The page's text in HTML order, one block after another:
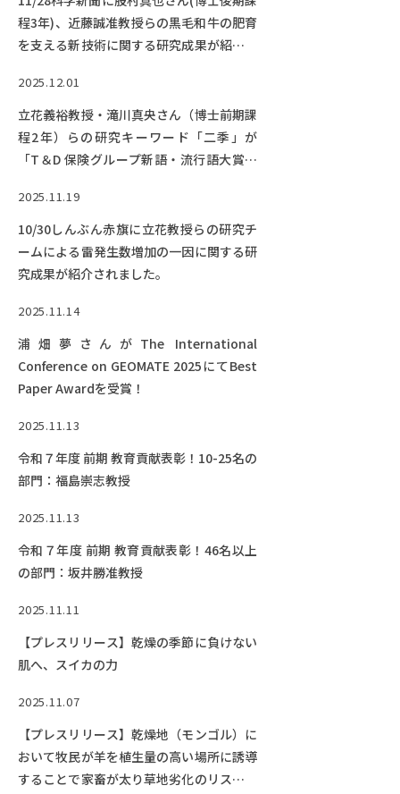
程3年)、近藤誠准教授らの黒毛和牛の肥育
を支える新技術に関する研究成果が紹介さ
2025.12.01
立花義裕教授・滝川真央さん（博士前期課
程2年）らの研究キーワード「二季」が
「T＆D 保険グループ新語・流行語大賞」
2025.11.19
10/30しんぶん赤旗に立花教授らの研究チ
ームによる雷発生数増加の一因に関する研
究成果が紹介されました。
2025.11.14
浦畑夢さんがThe International
Conference on GEOMATE 2025にてBest
Paper Awardを受賞！
2025.11.13
令和７年度 前期 教育貢献表彰！10-25名の
部門：福島崇志教授
2025.11.13
令和７年度 前期 教育貢献表彰！46名以上
の部門：坂井勝准教授
2025.11.11
【プレスリリース】乾燥の季節に負けない
肌へ、スイカの力
2025.11.07
【プレスリリース】乾燥地（モンゴル）に
おいて牧民が羊を植生量の高い場所に誘導
することで家畜が太り草地劣化のリスクが